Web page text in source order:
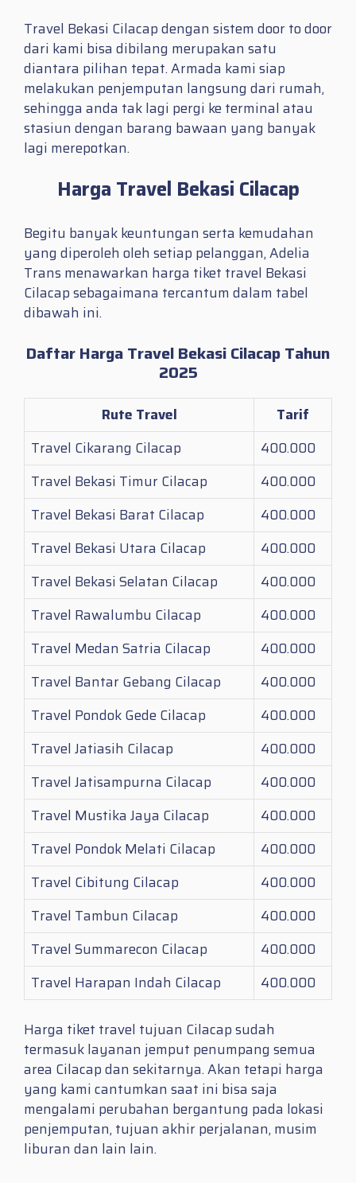
Travel Bekasi Cilacap dengan sistem door to door
dari kami bisa dibilang merupakan satu
diantara pilihan tepat. Armada kami siap
melakukan penjemputan langsung dari rumah,
sehingga anda tak lagi pergi ke terminal atau
stasiun dengan barang bawaan yang banyak
lagi merepotkan.
Harga Travel Bekasi Cilacap
Begitu banyak keuntungan serta kemudahan
yang diperoleh oleh setiap pelanggan, Adelia
Trans menawarkan harga tiket travel Bekasi
Cilacap sebagaimana tercantum dalam tabel
dibawah ini.
Daftar Harga Travel Bekasi Cilacap Tahun
2025
Rute Travel
Tarif
Travel Cikarang Cilacap
400.000
Travel Bekasi Timur Cilacap
400.000
Travel Bekasi Barat Cilacap
400.000
Travel Bekasi Utara Cilacap
400.000
Travel Bekasi Selatan Cilacap
400.000
Travel Rawalumbu Cilacap
400.000
Travel Medan Satria Cilacap
400.000
Travel Bantar Gebang Cilacap
400.000
Travel Pondok Gede Cilacap
400.000
Travel Jatiasih Cilacap
400.000
Travel Jatisampurna Cilacap
400.000
Travel Mustika Jaya Cilacap
400.000
Travel Pondok Melati Cilacap
400.000
Travel Cibitung Cilacap
400.000
Travel Tambun Cilacap
400.000
Travel Summarecon Cilacap
400.000
Travel Harapan Indah Cilacap
400.000
Harga tiket travel tujuan Cilacap sudah
termasuk layanan jemput penumpang semua
area Cilacap dan sekitarnya. Akan tetapi harga
yang kami cantumkan saat ini bisa saja
mengalami perubahan bergantung pada lokasi
penjemputan, tujuan akhir perjalanan, musim
liburan dan lain lain.